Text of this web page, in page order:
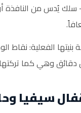
يُدس من النافذة أو
بنيتها الفعلية:
دقائق وهي كما
سيفيا